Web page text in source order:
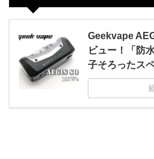
Geekvape
ビュー！「防
子そろったス